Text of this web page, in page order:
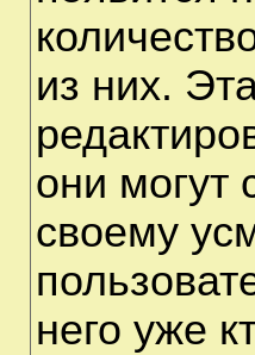
из них.
они могут
своему
него уже